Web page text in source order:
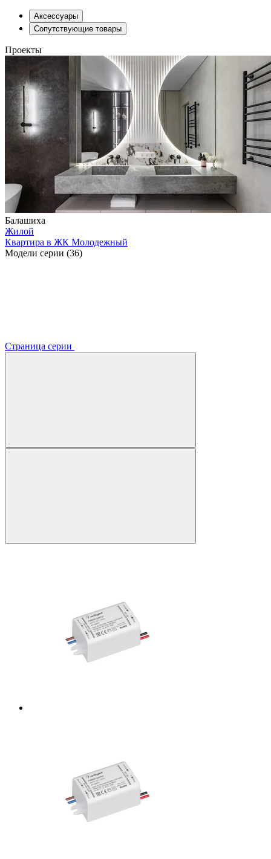
Аксессуары
Сопутствующие товары
Проекты
Балашиха
Жилой
Квартира в ЖК Молодежный
Модели серии (36)
Страница серии